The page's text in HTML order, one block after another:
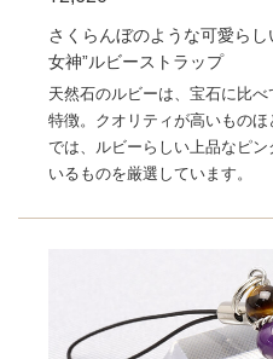
さくらんぼのような可愛ら
女神”ルビーストラップ
天然石のルビーは、宝石に比
特徴。クオリティが高いもの
では、ルビーらしい上品なピ
いるものを厳選しています。